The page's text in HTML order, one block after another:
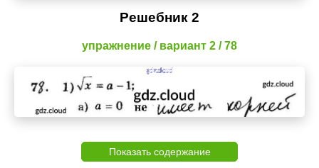
Решебник 2
упражнение / вариант 2 / 78
Показать содержание